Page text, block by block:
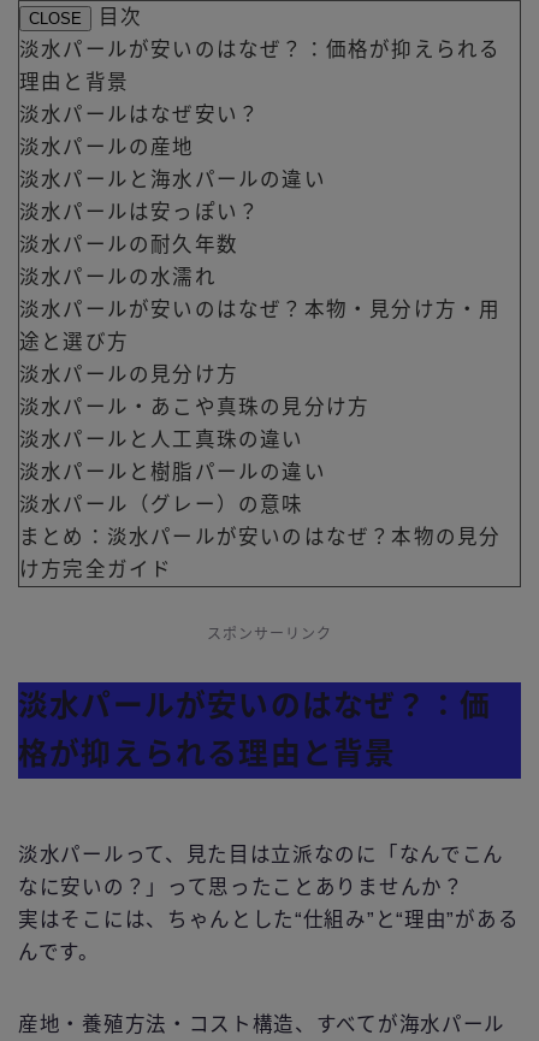
CLOSE
目次
淡水パールが安いのはなぜ？：価格が抑えられる
理由と背景
淡水パールはなぜ安い？
淡水パールの産地
淡水パールと海水パールの違い
淡水パールは安っぽい？
淡水パールの耐久年数
淡水パールの水濡れ
淡水パールが安いのはなぜ？本物・見分け方・用
途と選び方
淡水パールの見分け方
淡水パール・あこや真珠の見分け方
淡水パールと人工真珠の違い
淡水パールと樹脂パールの違い
淡水パール（グレー）の意味
まとめ：淡水パールが安いのはなぜ？本物の見分
け方完全ガイド
スポンサーリンク
淡水パールが安いのはなぜ？：価
格が抑えられる理由と背景
淡水パールって、見た目は立派なのに「なんでこん
なに安いの？」って思ったことありませんか？
実はそこには、ちゃんとした“仕組み”と“理由”がある
んです。
産地・養殖方法・コスト構造、すべてが海水パール